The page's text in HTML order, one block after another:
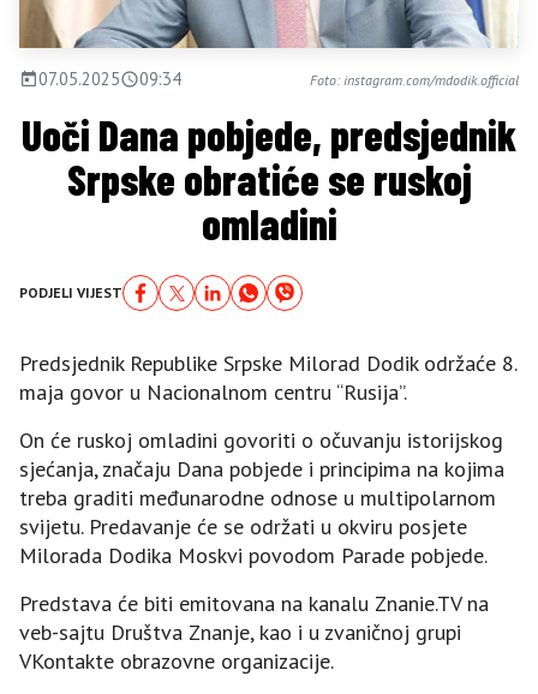
07.05.2025 09:34 Foto: instagram.com/mdodik.official
Uoči Dana pobjede, predsjednik
Srpske obratiće se ruskoj
omladini
PODJELI VIJEST
Predsjednik Republike Srpske Milorad Dodik održaće 8.
maja govor u Nacionalnom centru “Rusija”.
On će ruskoj omladini govoriti o očuvanju istorijskog
sjećanja, značaju Dana pobjede i principima na kojima
treba graditi međunarodne odnose u multipolarnom
svijetu. Predavanje će se održati u okviru posjete
Milorada Dodika Moskvi povodom Parade pobjede.
Predstava će biti emitovana na kanalu Znanie.TV na
veb-sajtu Društva Znanje, kao i u zvaničnoj grupi
VKontakte obrazovne organizacije.